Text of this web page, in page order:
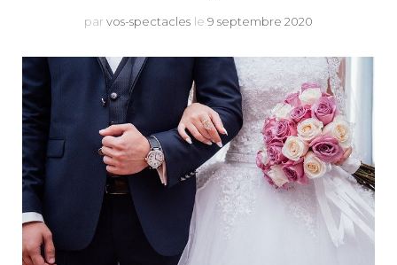
par vos-spectacles le 9 septembre 2020